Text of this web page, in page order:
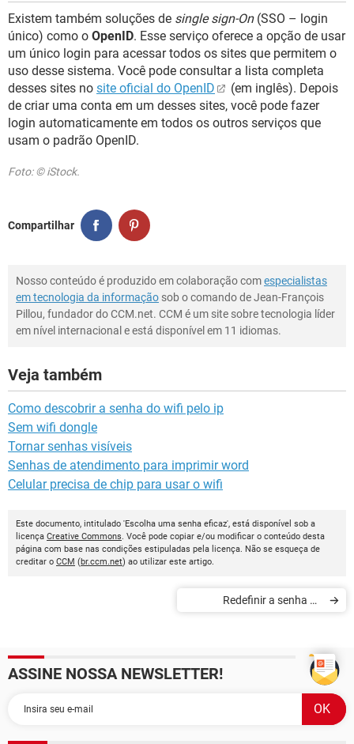
Existem também soluções de single sign-On(SSO – login
único) como o OpenID. Esse serviço oferece a opção de usar
um único login para acessar todos os sites que permitem o
uso desse sistema. Você pode consultar a lista completa
desses sites no site oficial do OpenID
(em inglês). Depois
de criar uma conta em um desses sites, você pode fazer
login automaticamente em todos os outros serviços que
usam o padrão OpenID.
Foto: © iStock.
Compartilhar
Nosso conteúdo é produzido em colaboração comespecialistas
em tecnologia da informação sob o comando de Jean-François
Pillou, fundador do CCM.net. CCM é um site sobre tecnologia líder
em nível internacional e está disponível em 11 idiomas.
Veja também
Como descobrir a senha do wifi pelo ip
Sem wifi dongle
Tornar senhas visíveis
Senhas de atendimento para imprimir word
Celular precisa de chip para usar o wifi
Este documento, intitulado 'Escolha uma senha eficaz', está disponível sob a
licença Creative Commons. Você pode copiar e/ou modificar o conteúdo desta
página com base nas condições estipuladas pela licença. Não se esqueça de
creditar o CCM (br.ccm.net) ao utilizar este artigo.
Redefinir a senha do
ASSINE NOSSA NEWSLETTER!